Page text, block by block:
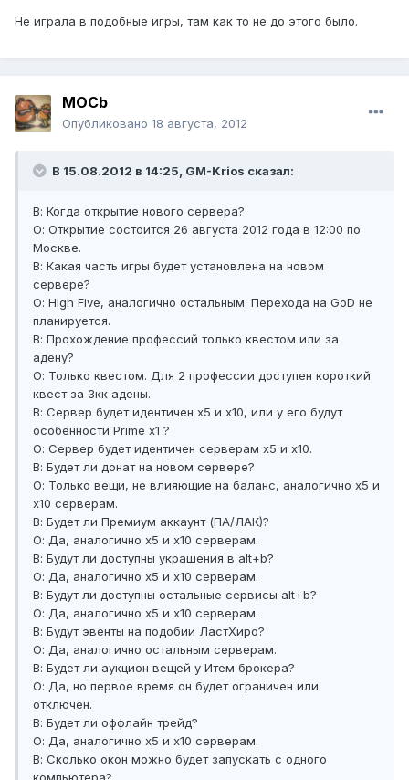
Не играла в подобные игры, там как то не до этого было.
MOCb
Опубликовано 18 августа, 2012
В 15.08.2012 в 14:25, GM-Krios сказал:
В: Когда открытие нового сервера?
О: Открытие состоится 26 августа 2012 года в 12:00 по
Москве.
В: Какая часть игры будет установлена на новом
сервере?
О: High Five, аналогично остальным. Перехода на GoD не
планируется.
В: Прохождение профессий только квестом или за
адену?
О: Только квестом. Для 2 профессии доступен короткий
квест за 3кк адены.
В: Сервер будет идентичен х5 и х10, или у его будут
особенности Prime x1 ?
О: Сервер будет идентичен серверам х5 и х10.
В: Будет ли донат на новом сервере?
О: Только вещи, не влияющие на баланс, аналогично х5 и
х10 серверам.
В: Будет ли Премиум аккаунт (ПА/ЛАК)?
О: Да, аналогично х5 и х10 серверам.
В: Будут ли доступны украшения в alt+b?
О: Да, аналогично х5 и х10 серверам.
В: Будут ли доступны остальные сервисы alt+b?
О: Да, аналогично х5 и х10 серверам.
В: Будут эвенты на подобии ЛастХиро?
О: Да, аналогично остальным серверам.
В: Будет ли аукцион вещей у Итем брокера?
О: Да, но первое время он будет ограничен или
отключен.
В: Будет ли оффлайн трейд?
О: Да, аналогично х5 и х10 серверам.
В: Сколько окон можно будет запускать с одного